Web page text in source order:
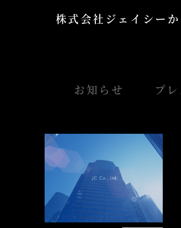
株式会社ジェイシー
お知らせ プ